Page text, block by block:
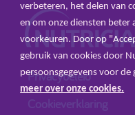
Privacybeleid
Cookieverklaring
verbeteren, het delen van
en om onze diensten beter
voorkeuren. Door op
gebruik van cookies door
persoonsgegevens voor
meer over onze cookies.